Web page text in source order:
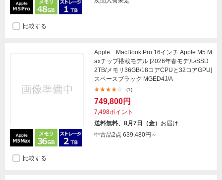
比較する
Apple MacBook Pro 16インチ Apple M5 M
axチップ搭載モデル [2026年春モデル/SSD
2TB/メモリ36GB/18コアCPUと32コアGPU]
スペースブラック MGED4J/A
(1)
749,800円
7,498ポイント
送料無料、8月7日（金） お届け
中古品2点 639,480円～
比較する